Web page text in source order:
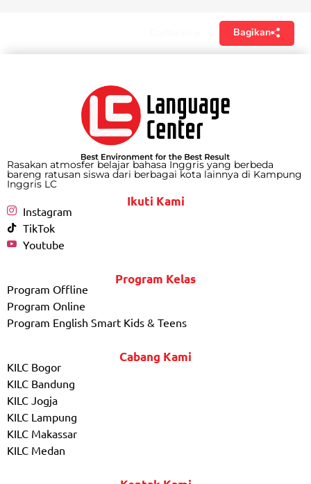
Bagikan
Rasakan atmosfer belajar bahasa Inggris yang berbeda
bareng ratusan siswa dari berbagai kota lainnya di Kampung
Inggris LC
Ikuti Kami
Instagram
TikTok
Youtube
Program Kelas
Program Offline
Program Online
Program English Smart Kids & Teens
Cabang Kami
KILC Bogor
KILC Bandung
KILC Jogja
KILC Lampung
KILC Makassar
KILC Medan